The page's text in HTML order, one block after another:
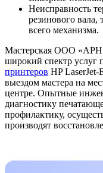
Неисправность
резинового
всего механизма.
Мастерская ООО «АРН
широкий спектр услуг
принтеров HP
выездом мастера на
центре. Опытные
диагностику
профилактику,
производят